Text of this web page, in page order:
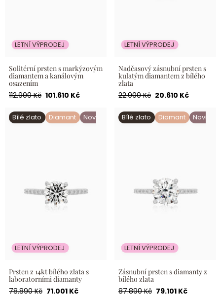
LETNÍ VÝPRODEJ
Solitérní prsten s markýzovým
diamantem a kanálovým
osazením
Běžná
112.900 Kč Akční
101.610 Kč
LETNÍ VÝPRODEJ
Nadčasový zásnubní prsten s
kulatým diamantem z bílého
zlata
Běžná
22.900 Kč Akční
20.610 Kč
Bílé zlato Diamant Novinka
LETNÍ VÝPRODEJ
Prsten z 14kt bílého zlata s
laboratorními diamanty
Prsten z 14kt bílého zlata s
laboratorními diamanty
Běžná
78.890 Kč Akční
71.001 Kč
Bílé zlato Diamant Novinka
LETNÍ VÝPRODEJ
Zásnubní prsten s diamanty
z bílého zlata
Zásnubní prsten s diamanty z
bílého zlata
Běžná
87.890 Kč Akční
79.101 Kč